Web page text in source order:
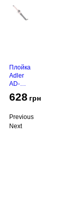
Плойка
Adler
AD-
2116
628 грн
Previous
Next